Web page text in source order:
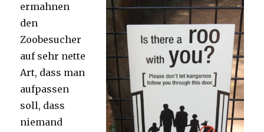
ermahnen
den
Zoobesucher
auf sehr nette
Art, dass man
aufpassen
soll, dass
niemand